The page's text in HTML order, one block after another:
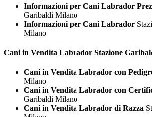
Informazioni per Cani Labrador
Garibaldi Milano
Informazioni per Cani Labrador
Milano
Cani in Vendita Labrador Stazione
Cani in Vendita Labrador con
Milano
Cani in Vendita Labrador con
Garibaldi Milano
Cani in Vendita Labrador di Razza